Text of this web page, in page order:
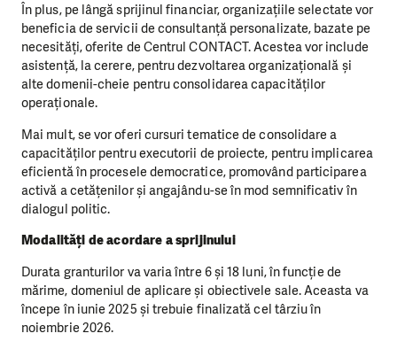
În plus, pe lângă sprijinul financiar, organizațiile selectate vor
beneficia de servicii de consultanță personalizate, bazate pe
necesități, oferite de Centrul CONTACT. Acestea vor include
asistență, la cerere, pentru dezvoltarea organizațională și
alte domenii-cheie pentru consolidarea capacităților
operaționale.
Mai mult, se vor oferi cursuri tematice de consolidare a
capacităților pentru executorii de proiecte, pentru implicarea
eficientă în procesele democratice, promovând participarea
activă a cetățenilor și angajându-se în mod semnificativ în
dialogul politic.
Modalități de acordare a sprijinului
Durata granturilor va varia între 6 și 18 luni, în funcție de
mărime, domeniul de aplicare și obiectivele sale. Aceasta va
începe în iunie 2025 și trebuie finalizată cel târziu în
noiembrie 2026.